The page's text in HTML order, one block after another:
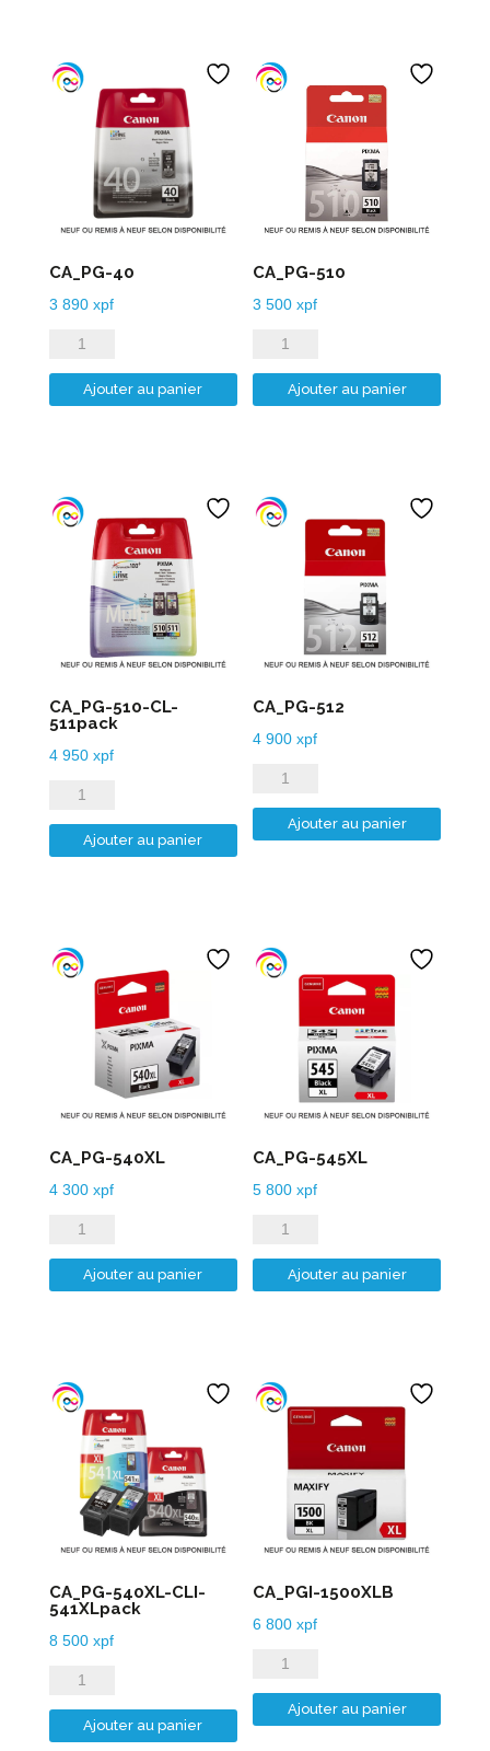
CA_PG-40
3 890 xpf
quantité
de
CA_PG-
Ajouter au panier
CA_PG-510
3 500xpf
quantité
de
CA_PG-
Ajouter au panier
CA_PG-510-CL-
511pack
4 950 xpf
quantité
de
CA_PG-
Ajouter au panier
CA_PG-512
4 900xpf
quantité
de
CA_PG-
Ajouter au panier
CA_PG-540XL
4 300 xpf
quantité
de
CA_PG-
Ajouter au panier
CA_PG-545XL
5 800xpf
quantité
de
CA_PG-
Ajouter au panier
CA_PG-540XL-CLI-
541XLpack
8 500 xpf
quantité
de
CA_PG-
Ajouter au panier
CA_PGI-1500XLB
6 800xpf
quantité
de
CA_PGI-
Ajouter au panier